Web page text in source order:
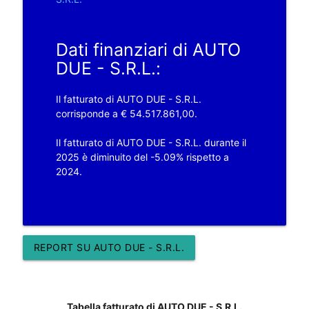
Dati finanziari di AUTO
DUE - S.R.L.:
Il fatturato di AUTO DUE - S.R.L.
corrisponde a € 54.517.861,00.
Il fatturato di AUTO DUE - S.R.L. durante il
2025 è diminuito del -5.09% rispetto a
2024.
REPORT SU AUTO DUE - S.R.L.
Tabella fatturato di AUTO DUE - S.R.L.